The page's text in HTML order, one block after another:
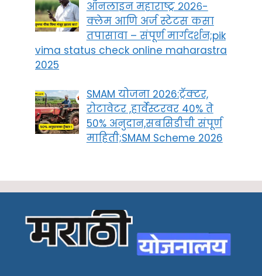
ऑनलाइन महाराष्ट्र २०२६-
क्लेम आणि अर्ज स्टेटस कसा
तपासावा – संपूर्ण मार्गदर्शन;pik
vima status check online maharastra
2025
SMAM योजना 2026:ट्रॅक्टर,
रोटावेटर ,हार्वेस्टरवर 40% ते
50% अनुदान,सबसिडीची संपूर्ण
माहिती;SMAM Scheme 2026